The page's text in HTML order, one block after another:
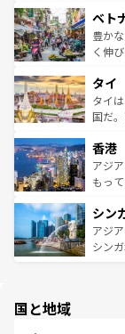
参照し
容に
照し
き、
でき
まで
リテ
覧を
ベト
豊か
く伸
急速
ーチ
醸し
とつ
ひ現
が旅
参照し
タイ
タイ
国だ
の活
帯で
いビ
激す
が待
た文
香港
アジ
もっ
み、
てお
うな
シン
アジ
シン
国と地域